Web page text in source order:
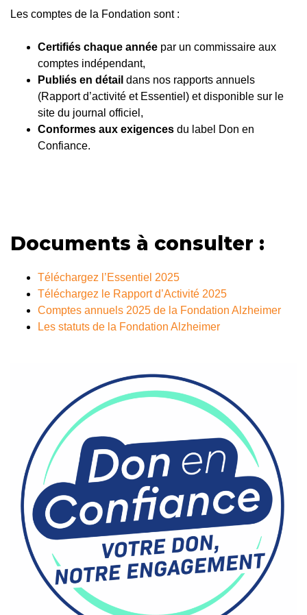
Les comptes de la Fondation sont :
Certifiés chaque année par un commissaire aux
comptes indépendant,
Publiés en détail dans nos rapports annuels
(Rapport d’activité et Essentiel) et disponible sur le
site du journal officiel,
Conformes aux exigences du label Don en
Confiance.
Documents à consulter :
Téléchargez l’Essentiel 2025
Téléchargez le Rapport d’Activité 2025
Comptes annuels 2025 de la Fondation Alzheimer
Les statuts de la Fondation Alzheimer